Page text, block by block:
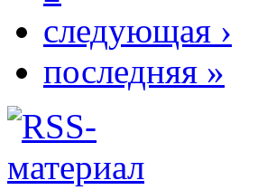
следующая ›
последняя »